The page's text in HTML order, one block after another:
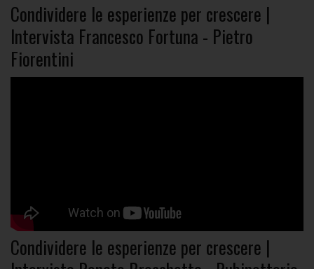
Condividere le esperienze per crescere |
Intervista Francesco Fortuna - Pietro
Fiorentini
Condividere le esperienze per crescere |